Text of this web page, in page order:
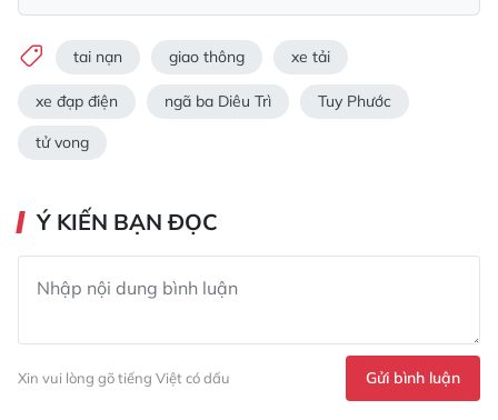
tai nạn giao thông xe tải
xe đạp điện ngã ba Diêu Trì Tuy Phước
tử vong
Ý KIẾN BẠN ĐỌC
Xin vui lòng gõ tiếng Việt có dấu Gửi bình luận